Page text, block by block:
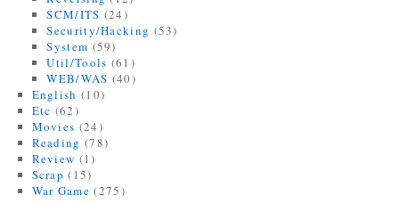
SCM/ITS (24)
Security/Hacking (53)
System (59)
Util/Tools (61)
WEB/WAS (40)
English (10)
Etc (62)
Movies (24)
Reading (78)
Review (1)
Scrap (15)
War Game (275)